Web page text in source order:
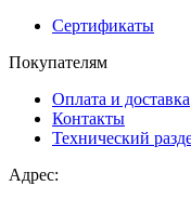
Сертификаты
Покупателям
Оплата и доставка
Контакты
Технический
Адрес: